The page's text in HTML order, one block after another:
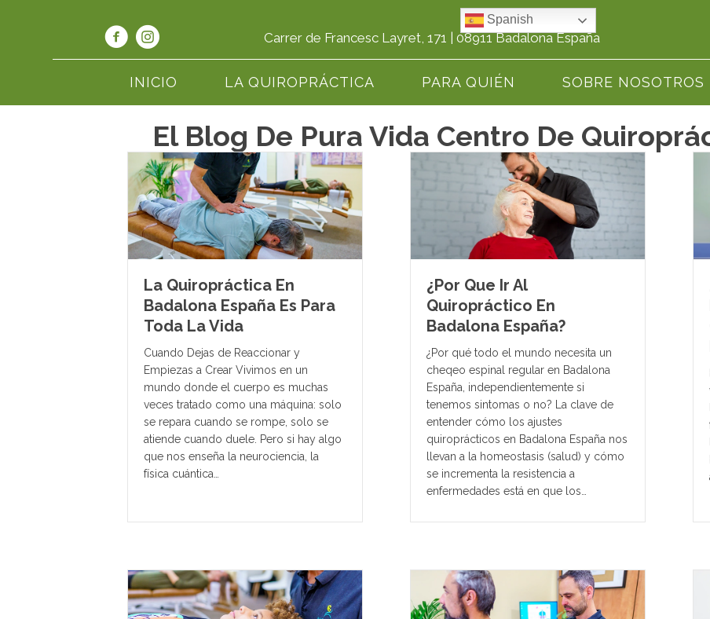
Spanish
Carrer de Francesc Layret, 171 | 08911 Badalona España
INICIO LA QUIROPRÁCTICA PARA QUIÉN SOBRE NOSOTROS
El Blog De Pura Vida Centro De
La Quiropráctica En
Badalona España Es Para
Toda La Vida
Cuando Dejas de Reaccionar y
Empiezas a Crear Vivimos en un
mundo donde el cuerpo es muchas
veces tratado como una máquina: solo
se repara cuando se rompe, solo se
atiende cuando duele. Pero si hay algo
que nos enseña la neurociencia, la
física cuántica…
¿Por Que Ir Al
Quiropráctico En
Badalona España?
¿Por qué todo el mundo necesita un
cheqeo espinal regular en Badalona
España, independientemente si
tenemos sintomas o no? La clave de
entender cómo los ajustes
quiroprácticos en Badalona España nos
llevan a la homeostasis (salud) y cómo
se incrementa la resistencia a
enfermedades está en que los…